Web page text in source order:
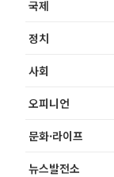
국제
정치
사회
오피니언
문화·라이프
뉴스발전소